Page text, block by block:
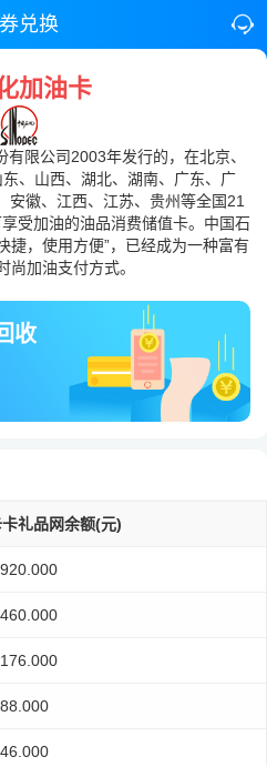
兑换
加油卡
限公司2003年发行的，在北京、
东、山西、湖北、湖南、广东、广
安徽、江西、江苏、贵州等全国21
受加油的油品消费储值卡。中国石
捷，使用方便”，已经成为一种富有
尚加油支付方式。
收
礼品网余额(元)